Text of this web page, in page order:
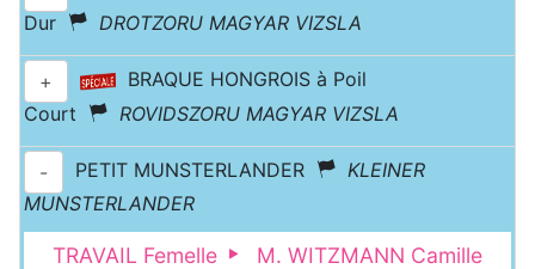
Dur
DROTZORU MAGYAR VIZSLA
+
BRAQUE HONGROIS à Poil
Court
ROVIDSZORU MAGYAR VIZSLA
- PETIT MUNSTERLANDER
KLEINER
MUNSTERLANDER
TRAVAIL Femelle M. WITZMANN Camille